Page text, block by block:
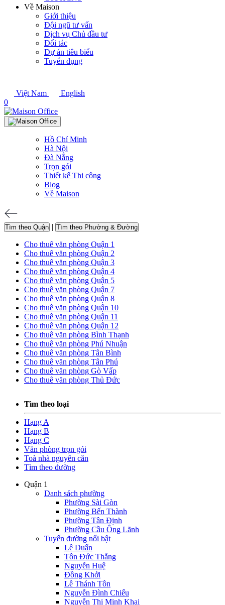
Về Maison
Giới thiệu
Đội ngũ tư vấn
Dịch vụ Chủ đầu tư
Đối tác
Dự án tiêu biểu
Tuyển dụng
Việt Nam
English
0
Hồ Chí Minh
Hà Nội
Đà Nẵng
Trọn gói
Thiết kế Thi công
Blog
Về Maison
Tìm theo Quận | Tìm theo Phường & Đường
Cho thuê văn phòng Quận 1
Cho thuê văn phòng Quận 2
Cho thuê văn phòng Quận 3
Cho thuê văn phòng Quận 4
Cho thuê văn phòng Quận 5
Cho thuê văn phòng Quận 7
Cho thuê văn phòng Quận 8
Cho thuê văn phòng Quận 10
Cho thuê văn phòng Quận 11
Cho thuê văn phòng Quận 12
Cho thuê văn phòng Bình Thạnh
Cho thuê văn phòng Phú Nhuận
Cho thuê văn phòng Tân Bình
Cho thuê văn phòng Tân Phú
Cho thuê văn phòng Gò Vấp
Cho thuê văn phòng Thủ Đức
Tìm theo loại
Hạng A
Hạng B
Hạng C
Văn phòng trọn gói
Toà nhà nguyên căn
Tìm theo đường
Quận 1
Danh sách phường
Phường Sài Gòn
Phường Bến Thành
Phường Tân Định
Phường Cầu Ông Lãnh
Tuyến đường nổi bật
Lê Duẩn
Tôn Đức Thắng
Nguyễn Huệ
Đồng Khởi
Lê Thánh Tôn
Nguyễn Đình Chiểu
Nguyễn Thị Minh Khai